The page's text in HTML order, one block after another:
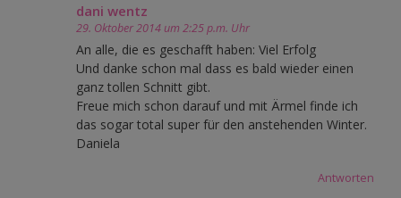
dani wentz
29. Oktober 2014 um 2:25 p.m. Uhr
An alle, die es geschafft haben: Viel Erfolg
Und danke schon mal dass es bald wieder einen
ganz tollen Schnitt gibt.
Freue mich schon darauf und mit Ärmel finde ich
das sogar total super für den anstehenden Winter.
Daniela
Antworten